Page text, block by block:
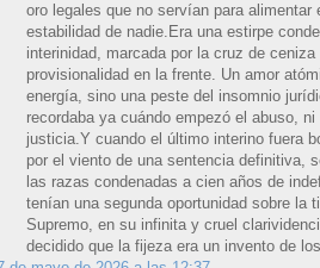
oro legales que no servían para alimentar
estabilidad de nadie.Era una estirpe
interinidad, marcada por la cruz de ceniza
provisionalidad en la frente. Un amor
energía, sino una peste del insomnio
recordaba ya cuándo empezó el abuso,
justicia.Y cuando el último interino fuera
por el viento de una sentencia definitiva,
las razas condenadas a cien años de
tenían una segunda oportunidad sobre la
Supremo, en su infinita y cruel
decidido que la fijeza era un invento de